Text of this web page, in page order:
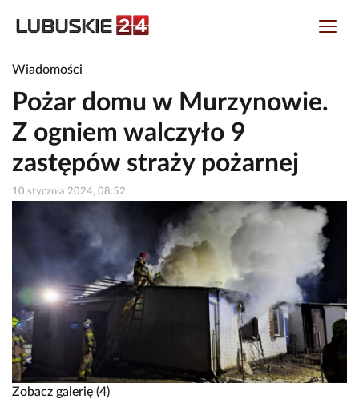
Wiadomości
Pożar domu w Murzynowie.
Z ogniem walczyło 9
zastępów straży pożarnej
10 stycznia 2024, 08:52
Zobacz galerię (4)